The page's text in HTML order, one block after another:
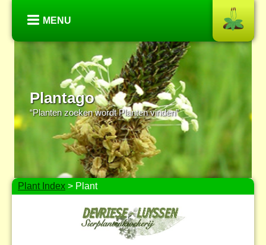
MENU
Plantago
“Planten zoeken wordt Planten vinden”
Plant Index > Plant